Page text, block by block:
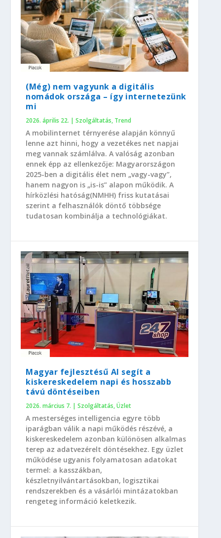
(Még) nem vagyunk a digitális
nomádok országa – így internetezünk
mi
2026. április 22. |Szolgáltatás, Trend
A mobilinternet térnyerése alapján könnyű
lenne azt hinni, hogy a vezetékes net napjai
meg vannak számlálva. A valóság azonban
ennek épp az ellenkezője: Magyarországon
2025-ben a digitális élet nem „vagy-vagy”,
hanem nagyon is „is-is” alapon működik. A
hírközlési hatóság(NMHH) friss kutatásai
szerint a felhasználók döntő többsége
tudatosan kombinálja a technológiákat.
Magyar fejlesztésű AI segít a
kiskereskedelem napi és hosszabb
távú döntéseiben
2026. március 7. |Szolgáltatás,Üzlet
A mesterséges intelligencia egyre több
iparágban válik a napi működés részévé, a
kiskereskedelem azonban különösen alkalmas
terep az adatvezérelt döntésekhez. Egy üzlet
működése ugyanis folyamatosan adatokat
termel: a kasszákban,
készletnyilvántartásokban, logisztikai
rendszerekben és a vásárlói mintázatokban
rengeteg információ keletkezik.